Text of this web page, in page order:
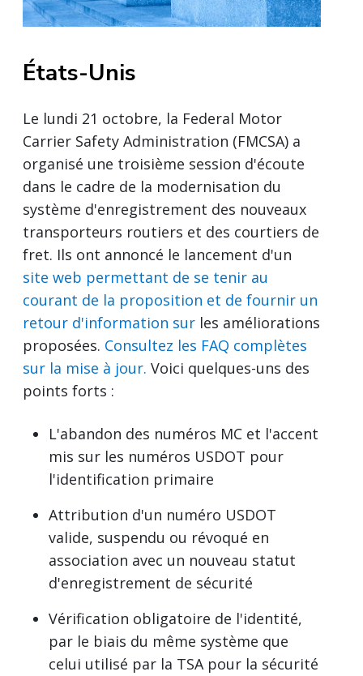
États-Unis
Le lundi 21 octobre, la Federal Motor
Carrier Safety Administration (FMCSA) a
organisé une troisième session d'écoute
dans le cadre de la modernisation du
système d'enregistrement des nouveaux
transporteurs routiers et des courtiers de
fret. Ils ont annoncé le lancement d'un
site web permettant de se tenir au
courant de la proposition et de fournir un
retour d'information sur les améliorations
proposées. Consultez les FAQ complètes
sur la mise à jour. Voici quelques-uns des
points forts :
L'abandon des numéros MC et l'accent
mis sur les numéros USDOT pour
l'identification primaire
Attribution d'un numéro USDOT
valide, suspendu ou révoqué en
association avec un nouveau statut
d'enregistrement de sécurité
Vérification obligatoire de l'identité,
par le biais du même système que
celui utilisé par la TSA pour la sécurité